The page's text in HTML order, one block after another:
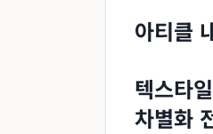
아티클
텍스타
차별화